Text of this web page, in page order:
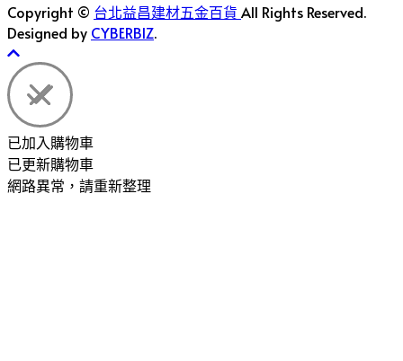
Copyright © 台北益昌建材五金百貨 All Rights Reserved.
Designed by CYBERBIZ.
已加入購物車
已更新購物車
網路異常，請重新整理